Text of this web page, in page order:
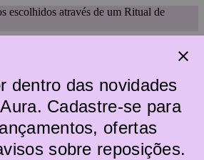
escolhidos através de um Ritual de
dentro das novidades
Cadastre-se para
ofertas
sobre reposições.